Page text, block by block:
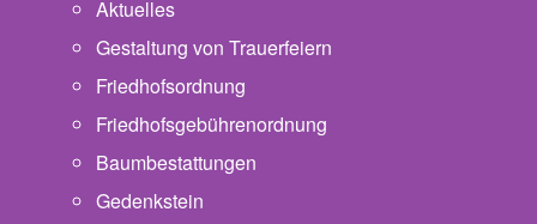
Aktuelles
Gestaltung von Trauerfeiern
Friedhofsordnung
Friedhofsgebührenordnung
Baumbestattungen
Gedenkstein